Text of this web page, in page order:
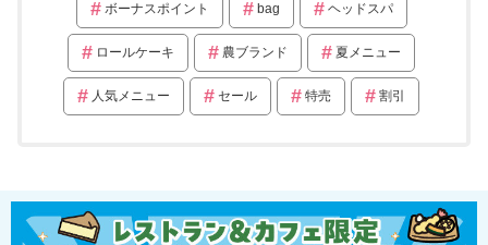
ボーナスポイント bag ヘッドスパ
ロールケーキ 農ブランド 夏メニュー
人気メニュー セール 特売 割引